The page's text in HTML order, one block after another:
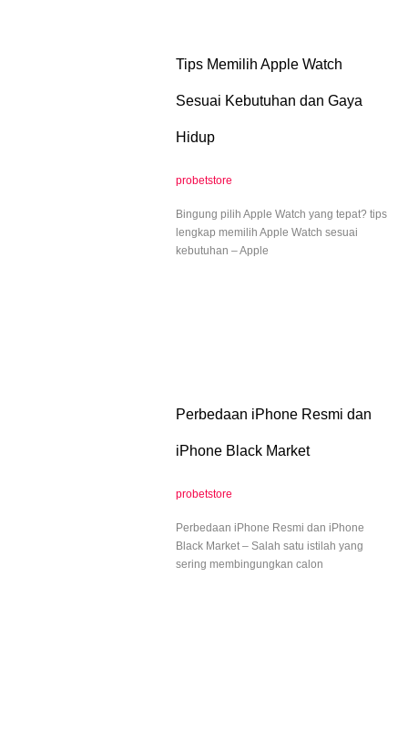
Tips Memilih Apple Watch
Sesuai Kebutuhan dan Gaya
Hidup
probetstore
Bingung pilih Apple Watch yang tepat? tips
lengkap memilih Apple Watch sesuai
kebutuhan – Apple
Perbedaan iPhone Resmi dan
iPhone Black Market
probetstore
Perbedaan iPhone Resmi dan iPhone
Black Market – Salah satu istilah yang
sering membingungkan calon